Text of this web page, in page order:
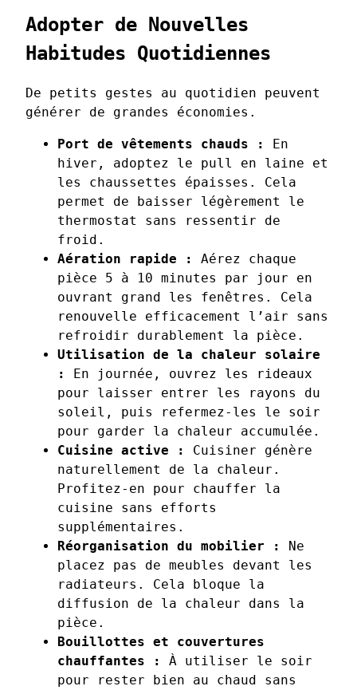
Adopter de Nouvelles
Habitudes Quotidiennes
De petits gestes au quotidien peuvent
générer de grandes économies.
Port de vêtements chauds :
En
hiver, adoptez le pull en laine et
les chaussettes épaisses. Cela
permet de baisser légèrement le
thermostat sans ressentir de
froid.
Aération rapide :
Aérez chaque
pièce 5 à 10 minutes par jour en
ouvrant grand les fenêtres. Cela
renouvelle efficacement l’air sans
refroidir durablement la pièce.
Utilisation de la chaleur solaire
:
En journée, ouvrez les rideaux
pour laisser entrer les rayons du
soleil, puis refermez-les le soir
pour garder la chaleur accumulée.
Cuisine active :
Cuisiner génère
naturellement de la chaleur.
Profitez-en pour chauffer la
cuisine sans efforts
supplémentaires.
Réorganisation du mobilier :
Ne
placez pas de meubles devant les
radiateurs. Cela bloque la
diffusion de la chaleur dans la
pièce.
Bouillottes et couvertures
chauffantes :
À utiliser le soir
pour rester bien au chaud sans